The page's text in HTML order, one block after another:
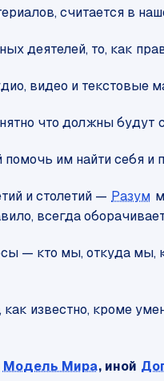
считается в
деятелей, то, как
видео и текстовые
что должны
им найти себя и
и столетий — Разум
всегда
— кто мы, откуда мы,
известно, кроме
Модель Мира, иной